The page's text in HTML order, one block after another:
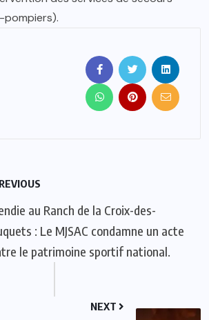
au Ranch de la Croix-des-
: Le MJSAC condamne un acte
le patrimoine sportif national.
NEXT